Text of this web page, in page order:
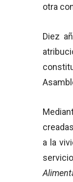
otra
Diez
a la